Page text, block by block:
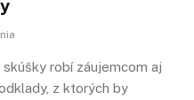
robí záujemcom aj
z ktorých by